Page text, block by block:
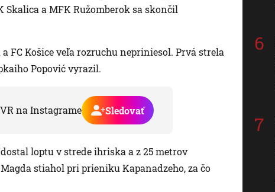
Skalica a MFK Ružomberok sa skončil
FC Košice veľa rozruchu nepriniesol. Prvá strela
Popović vyrazil.
na Instagrame Sledovať
loptu v strede ihriska a z 25 metrov
stiahol pri prieniku Kapanadzeho, za čo